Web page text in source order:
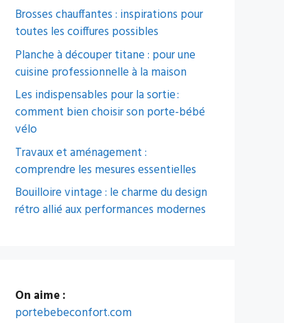
Brosses chauffantes : inspirations pour
toutes les coiffures possibles
Planche à découper titane : pour une
cuisine professionnelle à la maison
Les indispensables pour la sortie :
comment bien choisir son porte-bébé
vélo
Travaux et aménagement :
comprendre les mesures essentielles
Bouilloire vintage : le charme du design
rétro allié aux performances modernes
On aime :
portebebeconfort.com